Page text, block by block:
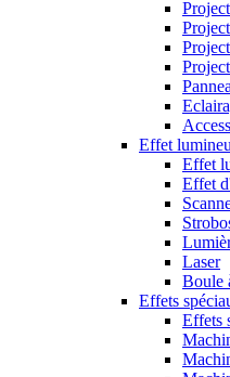
Effet
Effet
Effet
Laser
Boule
Effets
Effets